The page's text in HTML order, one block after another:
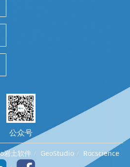
公众号
岩土软件 GeoStudio
Rocscience